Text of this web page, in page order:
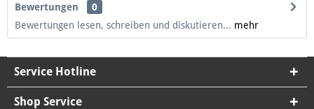
Bewertungen
0
Bewertungen lesen, schreiben und diskutieren... mehr
Service Hotline
Shop Service